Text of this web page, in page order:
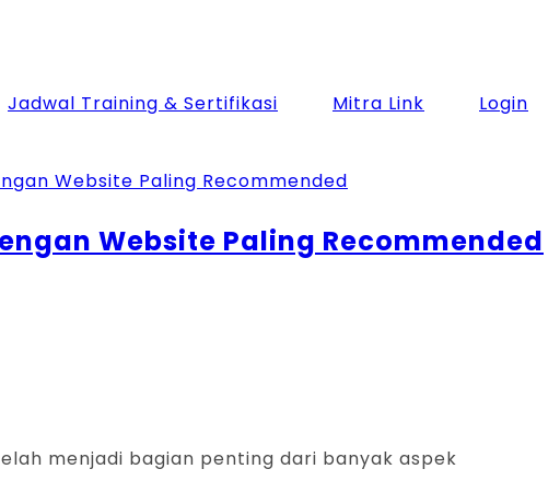
Jadwal Training & Sertifikasi Mitra Link
Login
Website Paling Recommended
menjadi bagian penting dari banyak aspek